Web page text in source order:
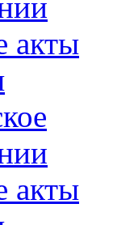
акты
акты